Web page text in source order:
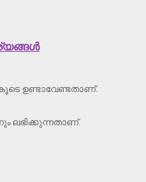
ഉണ്ടാവേണ്ടതാണ്.
ലഭിക്കുന്നതാണ്.